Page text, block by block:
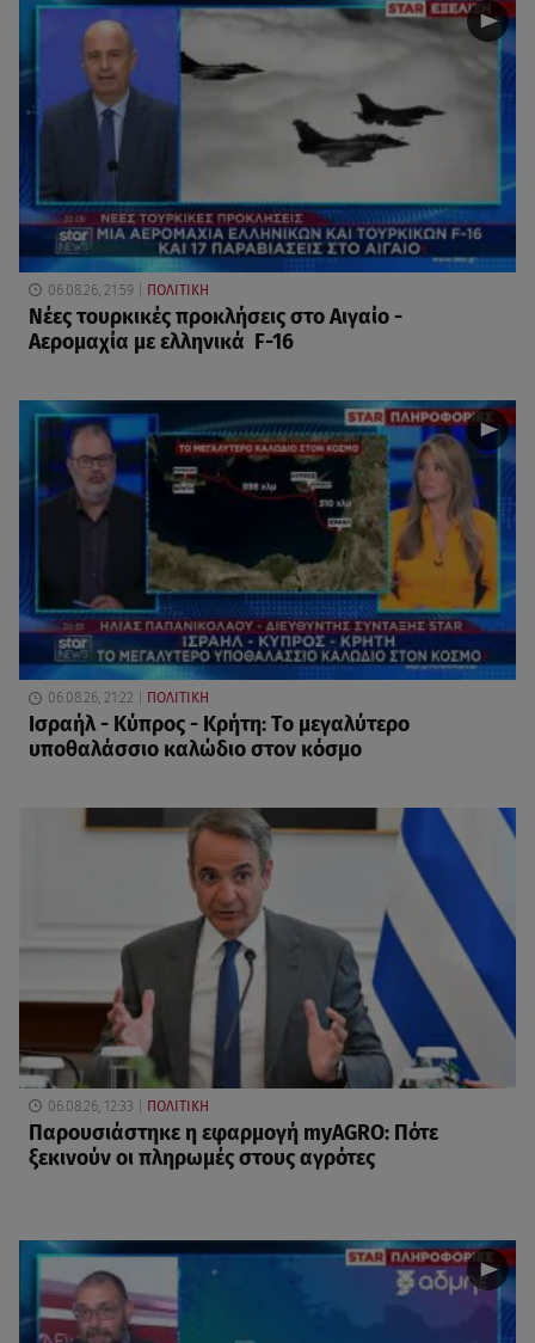
06.08.26, 21:59 ΠΟΛΙΤΙΚΗ
Νέες τουρκικές προκλήσεις στο Αιγαίο -
Αερομαχία με ελληνικά F-16
06.08.26, 21:22 ΠΟΛΙΤΙΚΗ
Ισραήλ - Κύπρος - Κρήτη: Το μεγαλύτερο
υποθαλάσσιο καλώδιο στον κόσμο
06.08.26, 12:33 ΠΟΛΙΤΙΚΗ
Παρουσιάστηκε η εφαρμογή myAGRO: Πότε
ξεκινούν οι πληρωμές στους αγρότες